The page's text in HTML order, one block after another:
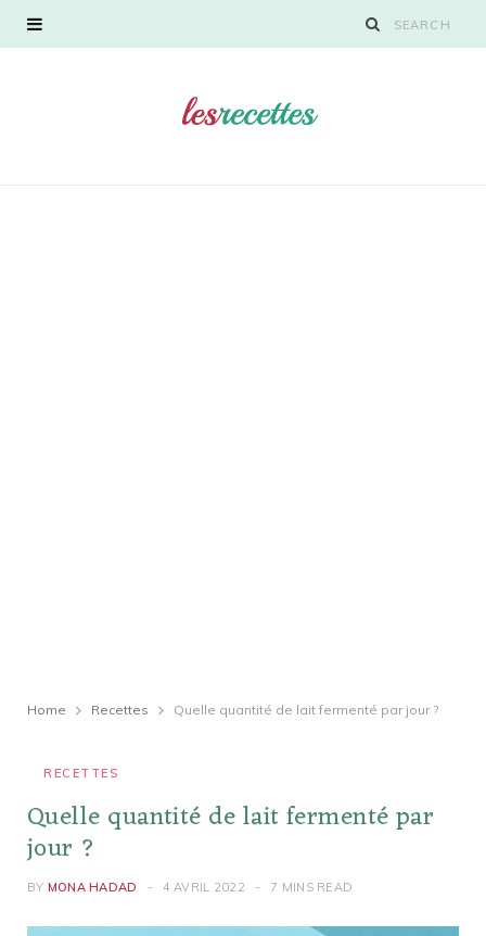
Home Recettes Quelle quantité de lait fermenté par jour ?
RECETTES
Quelle quantité de lait fermenté par
jour ?
BY MONA HADAD 4 AVRIL 2022 7 MINS READ